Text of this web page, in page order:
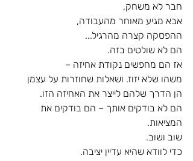
חבר לא משחק,
אבא מגיע מאוחר מהעבודה,
ההפסקה קצרה מהרגיל...
הם לא שולטים בזה.
אז הם מחפשים נקודת אחיזה –
משהו שלא יזוז. ושאלות שחוזרות על עצמן
הן הדרך שלהם לייצר את האחיזה הזו.
הם לא בודקים אותך – הם בודקים את
המציאות.
שוב ושוב.
כדי לוודא שהיא עדיין יציבה.